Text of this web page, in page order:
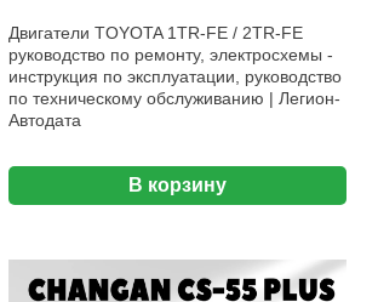
Двигатели TOYOTA 1TR-FE / 2TR-FE
руководство по ремонту, электросхемы -
инструкция по эксплуатации, руководство
по техническому обслуживанию | Легион-
Aвтодата
В корзину